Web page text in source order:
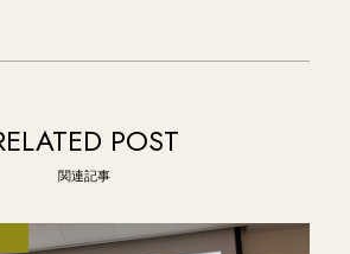
POST
関連記事